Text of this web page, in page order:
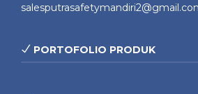
PORTOFOLIO PRODUK